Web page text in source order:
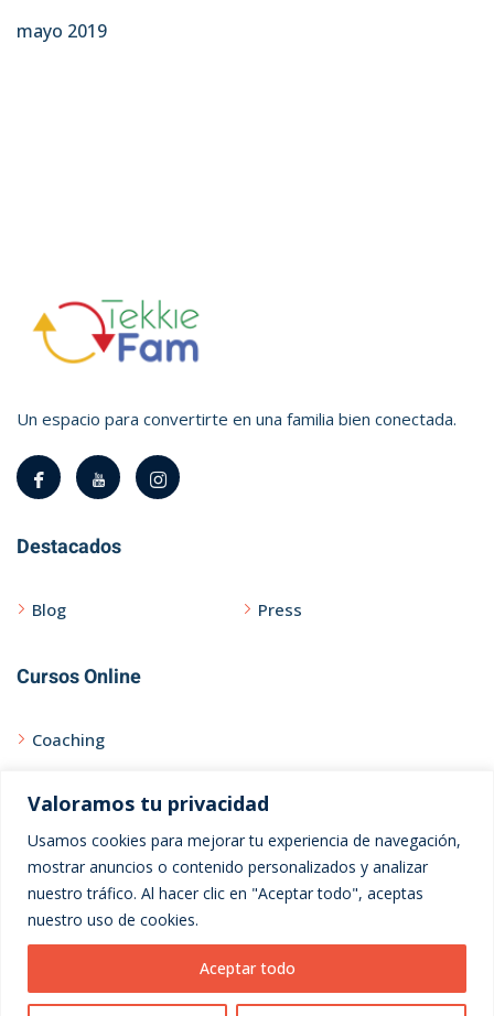
Valoramos tu privacidad
Usamos cookies para mejorar tu experiencia de navegación,
mostrar anuncios o contenido personalizados y analizar
nuestro tráfico. Al hacer clic en "Aceptar todo", aceptas
nuestro uso de cookies.
Aceptar todo
mayo 2019
Un espacio para convertirte en una familia bien conectada.
Destacados
Blog Press
Cursos Online
Coaching
Ayuda
Privacidad